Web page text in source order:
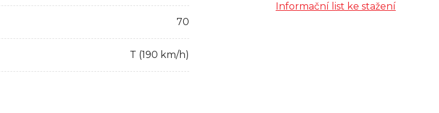
70
T (190 km/h)
Informační list ke stažení